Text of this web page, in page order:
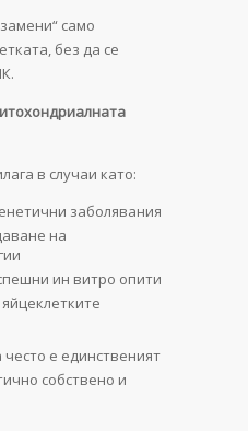
само
без да се
в случаи като:
заболявания
на
ин витро опити
е единственият
собствено и